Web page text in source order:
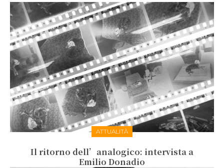
ATTUALITÀ
Il ritorno dell’analogico: intervista a
Emilio Donadio